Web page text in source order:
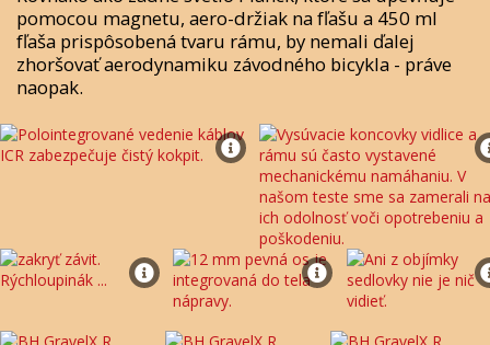
pomocou magnetu, aero-držiak na fľašu a 450 ml
fľaša prispôsobená tvaru rámu, by nemali ďalej
zhoršovať aerodynamiku závodného bicykla - práve
naopak.